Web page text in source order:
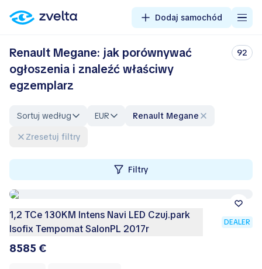
Dodaj samochód
Renault Megane: jak porównywać
ogłoszenia i znaleźć właściwy
egzemplarz
92
Sortuj według EUR
Renault Megane
Zresetuj filtry
Filtry
1,2 TCe 130KM Intens Navi LED Czuj.park
Isofix Tempomat SalonPL 2017r
DEALER
8585 €